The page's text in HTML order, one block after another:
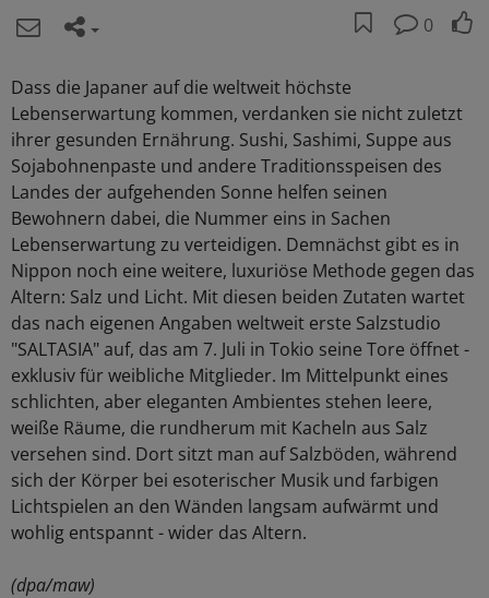
0
Dass die Japaner auf die weltweit höchste
Lebenserwartung kommen, verdanken sie nicht zuletzt
ihrer gesunden Ernährung. Sushi, Sashimi, Suppe aus
Sojabohnenpaste und andere Traditionsspeisen des
Landes der aufgehenden Sonne helfen seinen
Bewohnern dabei, die Nummer eins in Sachen
Lebenserwartung zu verteidigen. Demnächst gibt es in
Nippon noch eine weitere, luxuriöse Methode gegen das
Altern: Salz und Licht. Mit diesen beiden Zutaten wartet
das nach eigenen Angaben weltweit erste Salzstudio
"SALTASIA" auf, das am 7. Juli in Tokio seine Tore öffnet -
exklusiv für weibliche Mitglieder. Im Mittelpunkt eines
schlichten, aber eleganten Ambientes stehen leere,
weiße Räume, die rundherum mit Kacheln aus Salz
versehen sind. Dort sitzt man auf Salzböden, während
sich der Körper bei esoterischer Musik und farbigen
Lichtspielen an den Wänden langsam aufwärmt und
wohlig entspannt - wider das Altern.
(dpa/maw)